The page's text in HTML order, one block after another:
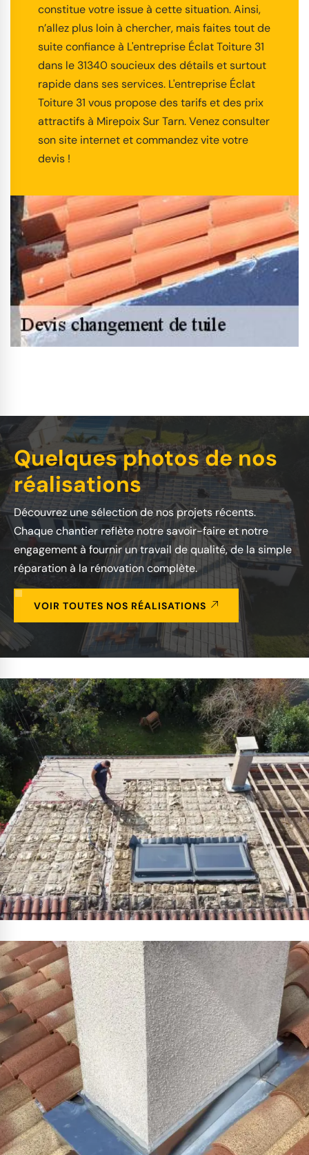
constitue votre issue à cette situation. Ainsi,
n’allez plus loin à chercher, mais faites tout de
suite confiance à L'entreprise Éclat Toiture 31
dans le 31340 soucieux des détails et surtout
rapide dans ses services. L'entreprise Éclat
Toiture 31 vous propose des tarifs et des prix
attractifs à Mirepoix Sur Tarn. Venez consulter
son site internet et commandez vite votre
devis !
Quelques photos de nos
réalisations
Découvrez une sélection de nos projets récents.
Chaque chantier reflète notre savoir-faire et notre
engagement à fournir un travail de qualité, de la simple
réparation à la rénovation complète.
VOIR TOUTES NOS RÉALISATIONS